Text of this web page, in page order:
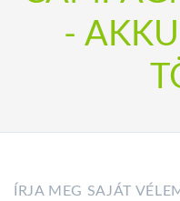
-
ÍRJA MEG SAJÁT